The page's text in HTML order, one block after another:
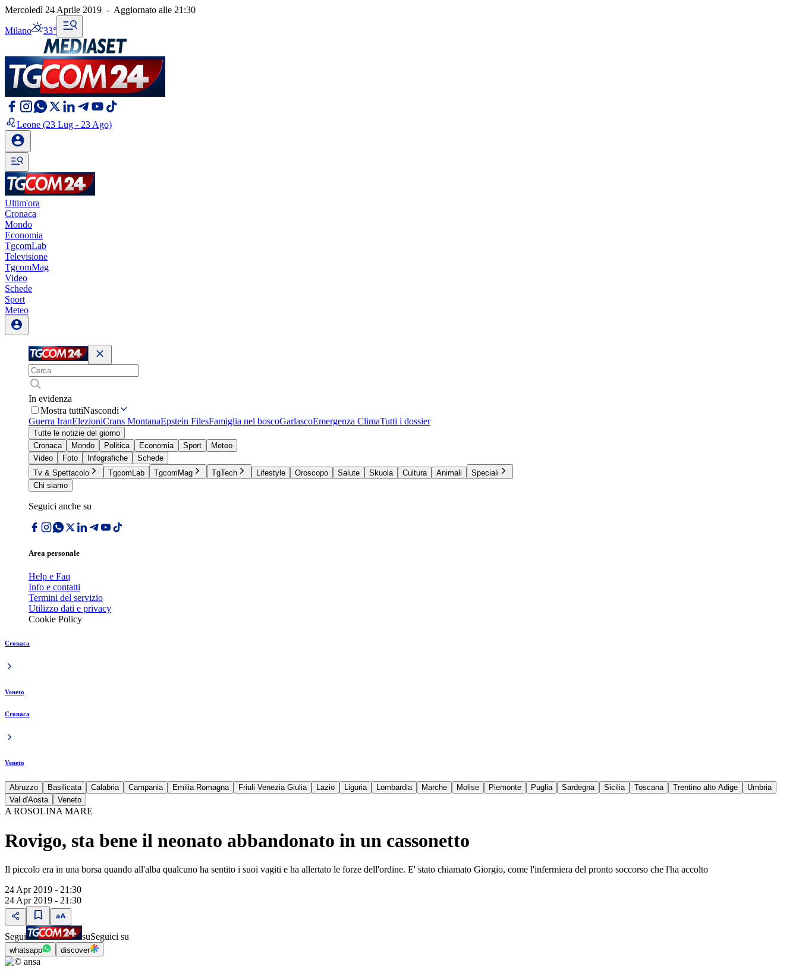
Mercoledì 24 Aprile 2019 - Aggiornato alle 21:30
Milano 33°
Leone (23 Lug - 23 Ago)
Ultim'ora
Cronaca
Mondo
Economia
TgcomLab
Televisione
TgcomMag
Video
Schede
Sport
Meteo
In evidenza
Mostra tuttiNascondi
Guerra IranElezioniCrans MontanaEpstein FilesFamiglia nel boscoGarlascoEmergenza ClimaTutti i dossier
Tutte le notizie del giorno
Cronaca
Mondo Politica Economia Sport
Meteo
Video
Foto Infografiche
Schede
Tv & Spettacolo
TgcomLab TgcomMag TgTech Lifestyle Oroscopo Salute Skuola Cultura Animali
Speciali
Chi siamo
Seguici anche su
Area personale
Help e Faq
Info e contatti
Termini del servizio
Utilizzo dati e privacy
Cookie Policy
Cronaca
Veneto
Cronaca
Veneto
Abruzzo Basilicata Calabria Campania Emilia Romagna Friuli Venezia Giulia Lazio Liguria Lombardia Marche Molise Piemonte Puglia Sardegna Sicilia Toscana Trentino alto Adige
Umbria
Val d'Aosta
Veneto
A ROSOLINA MARE
Rovigo, sta bene il neonato abbandonato in un cassonetto
Il piccolo era in una borsa quando all'alba qualcuno ha sentito i suoi vagiti e ha allertato le forze dell'ordine. E' stato chiamato Giorgio, come l'infermiera del pronto soccorso che l'ha accolto
24 Apr 2019 - 21:30
24 Apr 2019 - 21:30
Segui suSeguici su
whatsapp discover